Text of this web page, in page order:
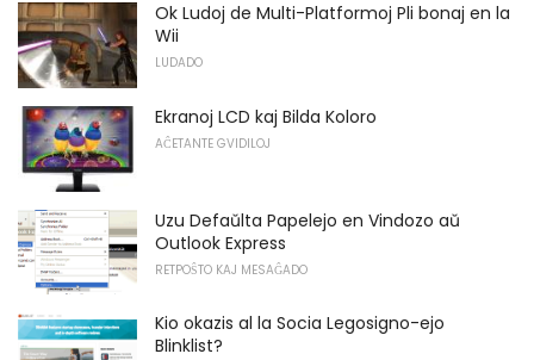
Ok Ludoj de Multi-Platformoj Pli bonaj en la
Wii
LUDADO
Ekranoj LCD kaj Bilda Koloro
AĈETANTE GVIDILOJ
Uzu Defaŭlta Papelejo en Vindozo aŭ
Outlook Express
RETPOŜTO KAJ MESAĜADO
Kio okazis al la Socia Legosigno-ejo
Blinklist?